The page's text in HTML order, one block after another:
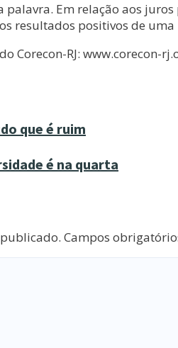
palavra. Em relação aos
resultados positivos de
Corecon-RJ: www.corecon-
que é ruim
é na quarta
Campos